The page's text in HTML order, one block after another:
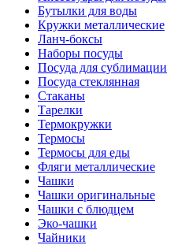
Бутылки для воды
Кружки металлические
Ланч-боксы
Наборы посуды
Посуда для сублимации
Посуда стеклянная
Стаканы
Тарелки
Термокружки
Термосы
Термосы для еды
Фляги металлические
Чашки
Чашки оригинальные
Чашки с блюдцем
Эко-чашки
Чайники